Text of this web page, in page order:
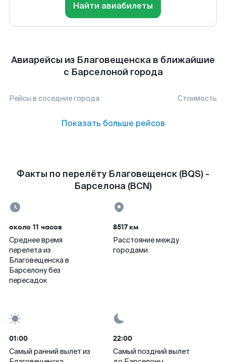
Найти авиабилеты
Авиарейсы из Благовещенска в ближайшие
с Барселоной города
Рейсы в соседние города Стоимость
Показать больше рейсов
Факты по перелёту Благовещенск (BQS) -
Барселона (BCN)
около 11 часов
Среднее время
перелета из
Благовещенска в
Барселону без
пересадок
8517 км
Расстояние между
городами
01:00
Самый ранний вылет из
22:00
Самый поздний вылет